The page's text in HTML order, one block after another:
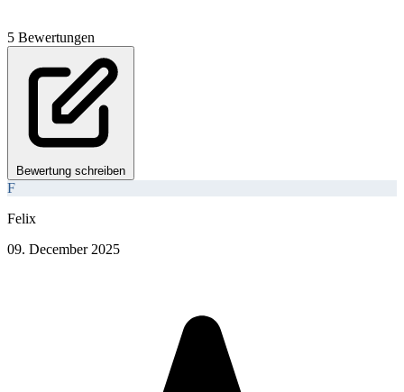
5 Bewertungen
Bewertung schreiben
F
Felix
09. December 2025